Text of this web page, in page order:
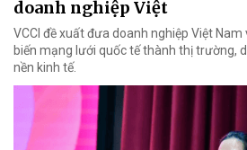
doanh nghiệp Việt
VCCI đề xuất đưa doanh nghiệp Việt
biến mạng lưới quốc tế thành thị trường,
nền kinh tế.